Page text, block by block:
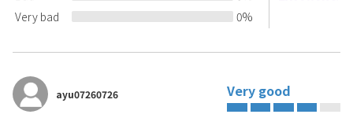
Very bad
0%
ayu07260726 Very good